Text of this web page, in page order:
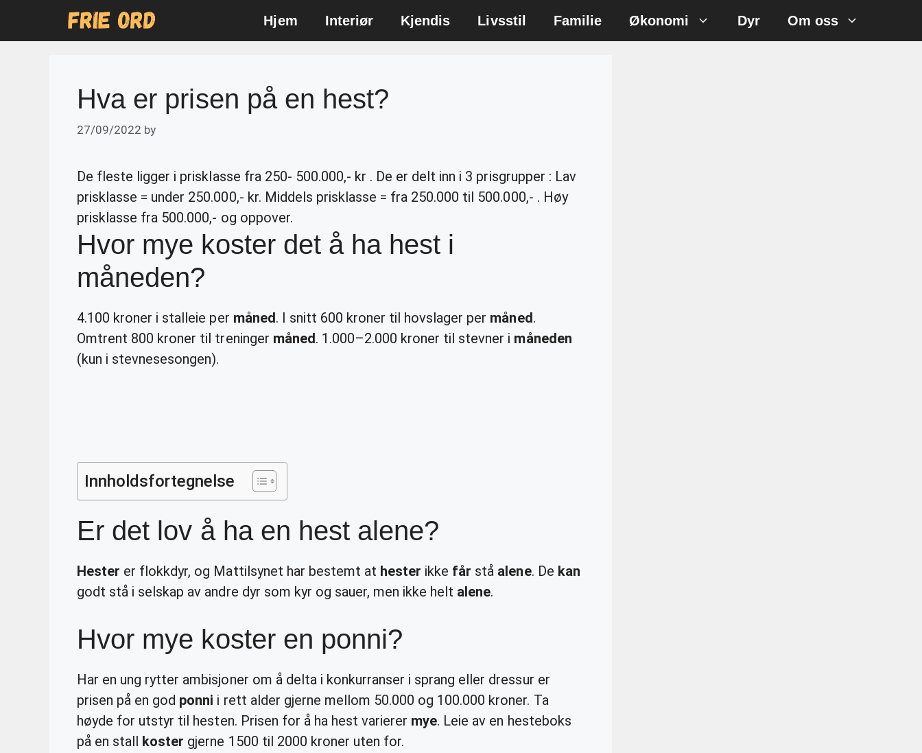
Hjem Interiør Kjendis Livsstil Familie Økonomi Dyr Om oss
Hva er prisen på en hest?
27/09/2022 by
De fleste ligger i prisklasse fra 250- 500.000,- kr . De er delt inn i 3 prisgrupper : Lav
prisklasse = under 250.000,- kr. Middels prisklasse = fra 250.000 til 500.000,- . Høy
prisklasse fra 500.000,- og oppover.
Hvor mye koster det å ha hest i
måneden?
4.100 kroner i stalleie per måned. I snitt 600 kroner til hovslager per måned.
Omtrent 800 kroner til treninger måned. 1.000–2.000 kroner til stevner i måneden
(kun i stevnesesongen).
Innholdsfortegnelse
Er det lov å ha en hest alene?
Hester er flokkdyr, og Mattilsynet har bestemt at hester ikke får stå alene. De kan
godt stå i selskap av andre dyr som kyr og sauer, men ikke helt alene.
Hvor mye koster en ponni?
Har en ung rytter ambisjoner om å delta i konkurranser i sprang eller dressur er
prisen på en god ponni i rett alder gjerne mellom 50.000 og 100.000 kroner. Ta
høyde for utstyr til hesten. Prisen for å ha hest varierer mye. Leie av en hesteboks
på en stall koster gjerne 1500 til 2000 kroner uten for.